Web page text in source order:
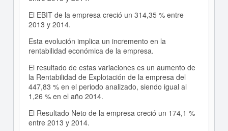
El EBIT de la empresa creció un 314,35 % entre
2013 y 2014.
Esta evolución implica un incremento en la
rentabilidad económica de la empresa.
El resultado de estas variaciones es un aumento de
la Rentabilidad de Explotación de la empresa del
447,83 % en el periodo analizado, siendo igual al
1,26 % en el año 2014.
El Resultado Neto de la empresa creció un 174,1 %
entre 2013 y 2014.